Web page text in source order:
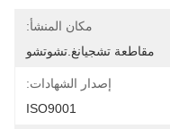
مكان المنشأ:
مقاطعة تشجيانغ.تشوتشو
إصدار الشهادات:
ISO9001